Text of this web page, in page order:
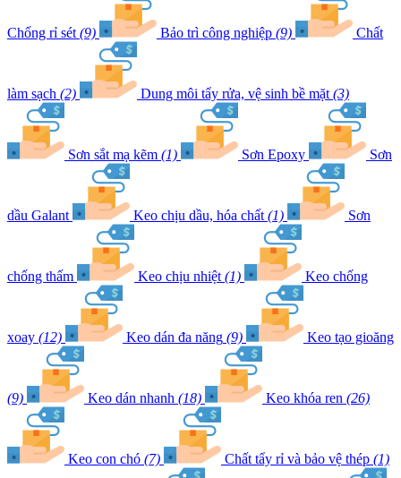
Chống rỉ sét (9) Bảo trì công nghiệp (9) Chất
làm sạch (2) Dung môi tẩy rửa, vệ sinh bề mặt (3)
Sơn sắt mạ kẽm (1) Sơn Epoxy Sơn
dầu Galant Keo chịu dầu, hóa chất (1) Sơn
chống thấm Keo chịu nhiệt (1) Keo chống
xoay (12) Keo dán đa năng (9) Keo tạo gioăng
(9) Keo dán nhanh (18) Keo khóa ren (26)
Keo con chó (7) Chất tẩy rỉ và bảo vệ thép (1)